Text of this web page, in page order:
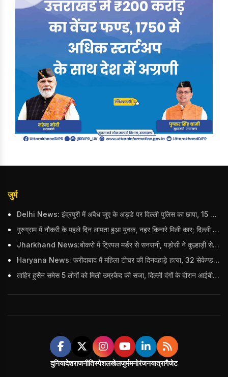
जुर्म
Delhi News: इंद्रपुरी में अवैध जुए के अड्डे पर दिल्ली पुलिस का छापा, 15 जुआरियों को पकड़ा; ₹3.61 लाख नकद और अन्य सामान बरामद
गुरुग्राम में नौकरी के पहले दिन लापता हुआ युवक, नहर किनारे मिली कार; दिल्ली पुलिस ने दर्ज की FIR
Jharkhand News:बोकरो में ट्रिपल मर्डर से सनसनी, पड़ोसी ने कुल्हाड़ी से पति-पत्नी और बहु की हत्या की
Haryana News: फरीदाबाद में महिला टीचर की दिनदहाड़े हत्या, 32 सेकेण्ड में 34 बार किया वार
ताहिर हुसैन समेस 5 लोगों को मिली उम्रकैद की सजा, दिल्ली दंगों के दौरान आईबी अधिकारी का किया था कत्ल
दुनियादेशराजनीतिस्पेशलखेलजुर्ममनोरंजनयात्रागैजेट